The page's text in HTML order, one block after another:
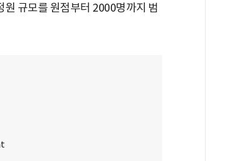
규모를 원점부터 2000명까지 범